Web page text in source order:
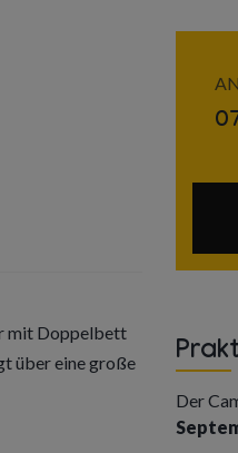
mit Doppelbett
über eine große
Der